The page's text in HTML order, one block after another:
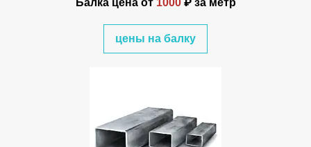
Балка цена от 1000 ₽ за метр
цены на балку